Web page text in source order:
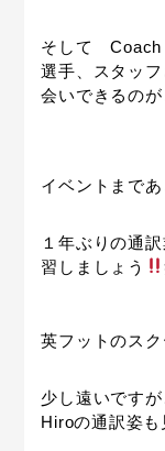
そして Coach
選手、スタッ
会いできるの
イベントまであ
１年ぶりの通
習しましょう
英フットのスク
少し遠いです
Hiroの通訳姿も